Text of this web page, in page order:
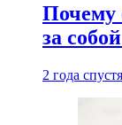
Почему
за
2 года спустя